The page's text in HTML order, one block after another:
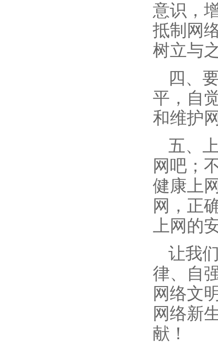
意识，
抵制网
树立与
四、
平，自
和维护
五、
网吧；
健康上
网，正
上网的
让我
律、自
网络文
网络新
献！